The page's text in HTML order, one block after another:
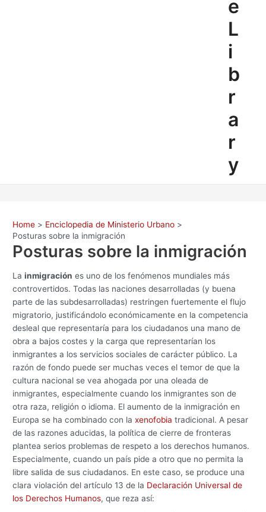
e
L
i
b
r
a
r
y
Home
Enciclopedia de Ministerio Urbano
Posturas sobre la inmigración
Posturas sobre la inmigración
Lainmigración es uno de los fenómenos mundiales más
controvertidos. Todas las naciones desarrolladas (y buena
parte de las subdesarrolladas) restringen fuertemente el flujo
migratorio, justificándolo económicamente en la competencia
desleal que representaría para los ciudadanos una mano de
obra a bajos costes y la carga que representarían los
inmigrantes a los servicios sociales de carácter público. La
razón de fondo puede ser muchas veces el temor de que la
cultura nacional se vea ahogada por una oleada de
inmigrantes, especialmente cuando los inmigrantes son de
otra raza, religión o idioma. El aumento de la inmigración en
Europa se ha combinado con laxenofobia tradicional. A pesar
de las razones aducidas, la política de cierre de fronteras
plantea serios problemas de respeto a los derechos humanos.
Especialmente, cuando un país pide a otro que no permita la
libre salida de sus ciudadanos. En este caso, se produce una
clara violación del artículo 13 de la Declaración Universal de
los Derechos Humanos, que reza así: